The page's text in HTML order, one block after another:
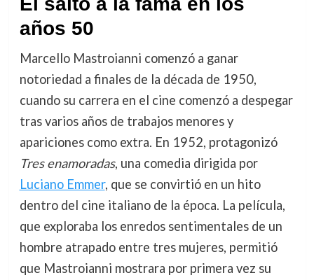
años 50
Marcello Mastroianni comenzó a ganar
notoriedad a finales de la década de 1950,
cuando su carrera en el cine comenzó a despegar
tras varios años de trabajos menores y
apariciones como extra. En 1952, protagonizó
Tres enamoradas, una comedia dirigida por
Luciano Emmer, que se convirtió en un hito
dentro del cine italiano de la época. La película,
que exploraba los enredos sentimentales de un
hombre atrapado entre tres mujeres, permitió
que Mastroianni mostrara por primera vez su